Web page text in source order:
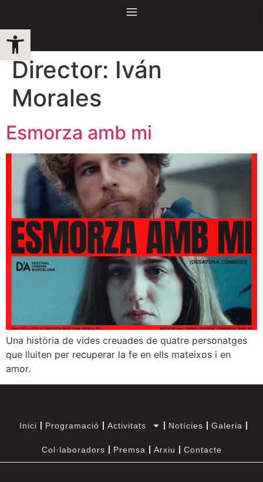
Obre la barra d'eines
Director: Iván
Morales
Esmorza amb mi
Una història de vides creuades de quatre personatges
que lluiten per recuperar la fe en ells mateixos i en
amor.
Inici Programació Activitats Notícies Galeria
Col·laboradors Premsa Arxiu Contacte